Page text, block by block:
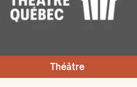
Théâtre